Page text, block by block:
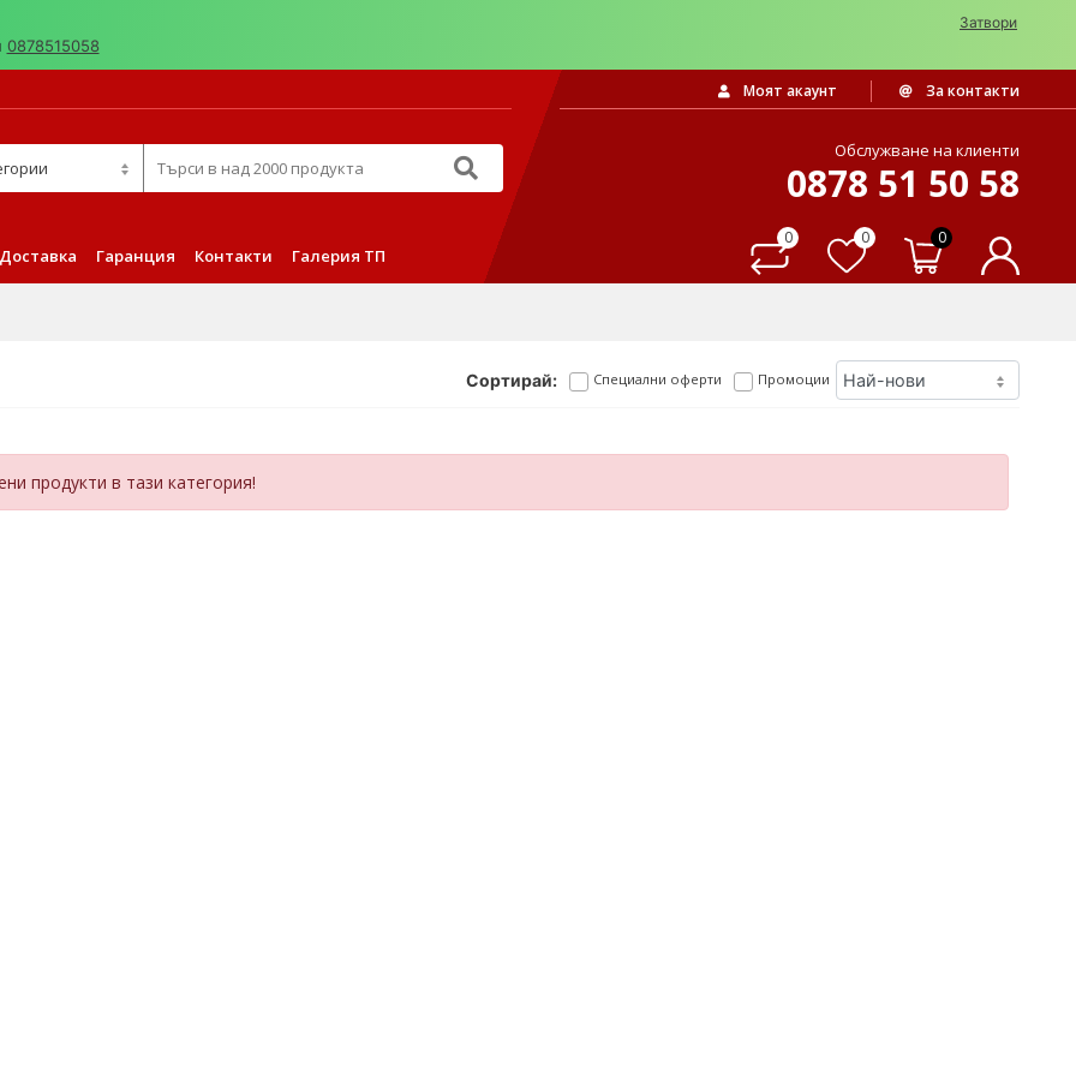
0878515058
Затвори
Моят акаунт За контакти
2000 продукта Обслужване на клиенти
0878 51 50 58
Доставка Гаранция Контакти Галерия ТП
0 0 0
Сортирай: Специални оферти Промоции
продукти в тази категория!